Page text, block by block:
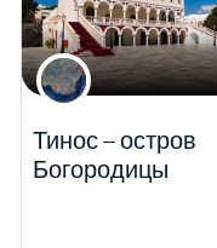
Тинос – остров
Богородицы